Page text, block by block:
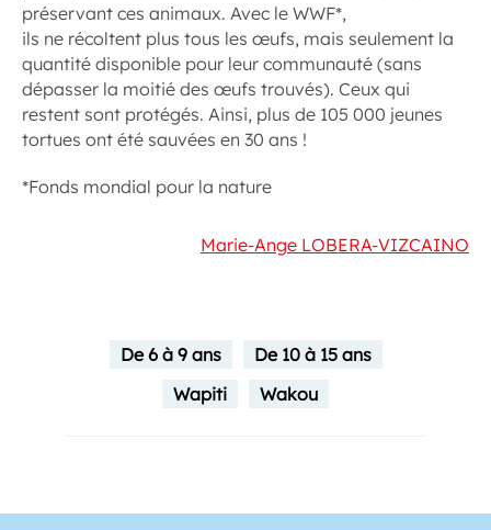
préservant ces animaux. Avec le WWF*,
ils ne récoltent plus tous les œufs, mais seulement la
quantité disponible pour leur communauté (sans
dépasser la moitié des œufs trouvés). Ceux qui
restent sont protégés. Ainsi, plus de 105 000 jeunes
tortues ont été sauvées en 30 ans !
*Fonds mondial pour la nature
Marie-Ange LOBERA-VIZCAINO
De 6 à 9 ans
De 10 à 15 ans
Wapiti
Wakou